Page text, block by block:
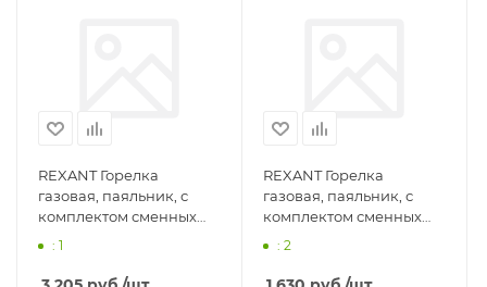
REXANT Горелка
газовая, паяльник, с
комплектом сменных
насадок, 11 предметов
: 1
REXANT Горелка
газовая, паяльник, с
комплектом сменных
насадок, 3 предмета
: 2